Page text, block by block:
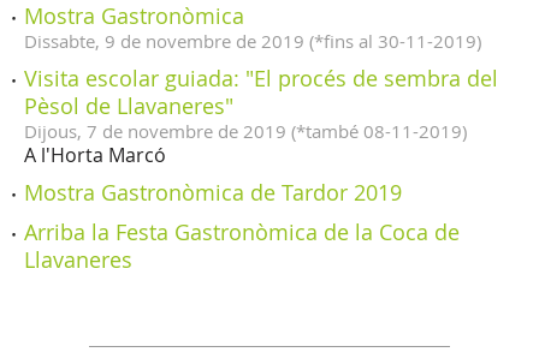
Mostra Gastronòmica
Dissabte, 9 de novembre de 2019 (*fins al 30-11-2019)
Visita escolar guiada: "El procés de sembra del
Pèsol de Llavaneres"
Dijous, 7 de novembre de 2019 (*també 08-11-2019)
A l'Horta Marcó
Mostra Gastronòmica de Tardor 2019
Arriba la Festa Gastronòmica de la Coca de
Llavaneres